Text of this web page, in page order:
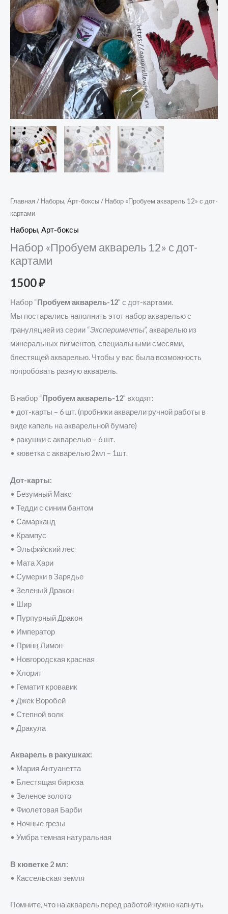
Главная / Наборы, Арт-боксы/ Набор «Пробуем акварель 12» с дот-
картами
Наборы, Арт-боксы
Набор «Пробуем акварель 12» с дот-
картами
1500₽
Набор “ Пробуем акварель-12” с дот-картами.
Мы постарались наполнить этот набор акварелью с
грануляцией из серии “Эксперименты”, акварелью из
минеральных пигментов, специальными смесями,
блестящей акварелью. Чтобы у вас была возможность
попробовать разную акварель.
В набор “Пробуем акварель-12” входят:
• дот-карты – 6 шт. (пробники акварели ручной работы в
виде капель на акварельной бумаге)
• ракушки с акварелью – 6 шт.
• кюветка с акварелью 2мл – 1шт.
Дот-карты:
• Безумный Макс
• Тедди с синим бантом
• Самарканд
• Крампус
• Эльфийский лес
• Мата Хари
• Сумерки в Зарядье
• Зеленый Дракон
• Шир
• Пурпурный Дракон
• Император
• Принц Лимон
• Новгородская красная
• Хлорит
• Гематит кровавик
• Джек Воробей
• Степной волк
• Дракула
Акварель в ракушках:
• Мария Антуанетта
• Блестящая бирюза
• Зеленое золото
• Фиолетовая Барби
• Ночные грезы
• Умбра темная натуральная
В кюветке 2 мл:
• Кассельская земля
Помните, что на акварель перед работой нужно капнуть